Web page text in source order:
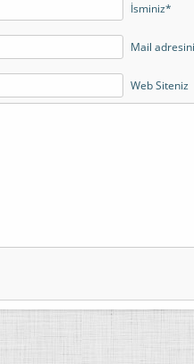
İsminiz*
Mail
Web Siteniz